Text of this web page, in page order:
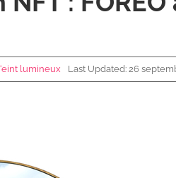
lumineux Last Updated: 26